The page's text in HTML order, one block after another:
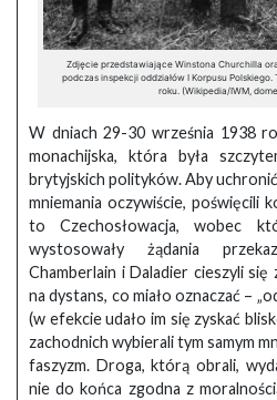
Zdjęcie przedstawiające Winstona Churchilla
podczas inspekcji oddziałów I Korpusu
roku. (Wikipedia/IWM,
W dniach 29-30 września 1938
monachijska, która była
brytyjskich polityków. Aby
mniemania oczywiście, poświęcili
to Czechosłowacja, wobec
wystosowały żądania
Chamberlain i Daladier cieszyli
na dystans, co miało oznaczać –
(w efekcie udało im się zyskać
zachodnich wybierali tym samym
faszyzm. Droga, którą obrali,
nie do końca zgodna z